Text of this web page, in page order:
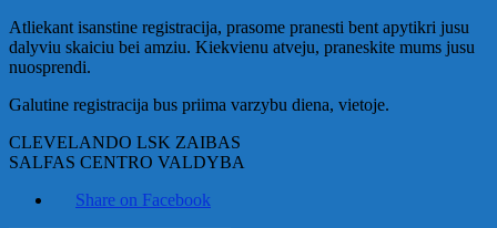
Atliekant isanstine registracija, prasome pranesti bent apytikri jusu
dalyviu skaiciu bei amziu. Kiekvienu atveju, praneskite mums jusu
nuosprendi.
Galutine registracija bus priima varzybu diena, vietoje.
CLEVELANDO LSK ZAIBAS
SALFAS CENTRO VALDYBA
Share on Facebook